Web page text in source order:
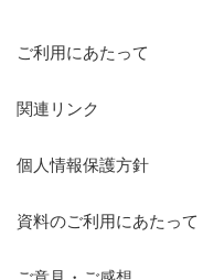
ご利用にあたって
関連リンク
個人情報保護方針
資料のご利用にあたって